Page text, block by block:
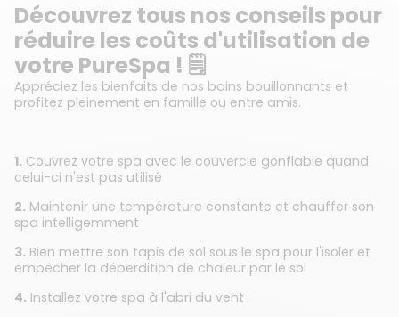
Découvrez tous nos conseils pour
réduire les coûts d'utilisation de
votre PureSpa ! 🗒️
Appréciez les bienfaits de nos bains bouillonnants et
profitez pleinement en famille ou entre amis.
1. Couvrez votre spa avec le couvercle gonflable quand
celui-ci n'est pas utilisé
2. Maintenir une température constante et chauffer son
spa intelligemment
3. Bien mettre son tapis de sol sous le spa pour l'isoler et
empêcher la déperdition de chaleur par le sol
4. Installez votre spa à l'abri du vent